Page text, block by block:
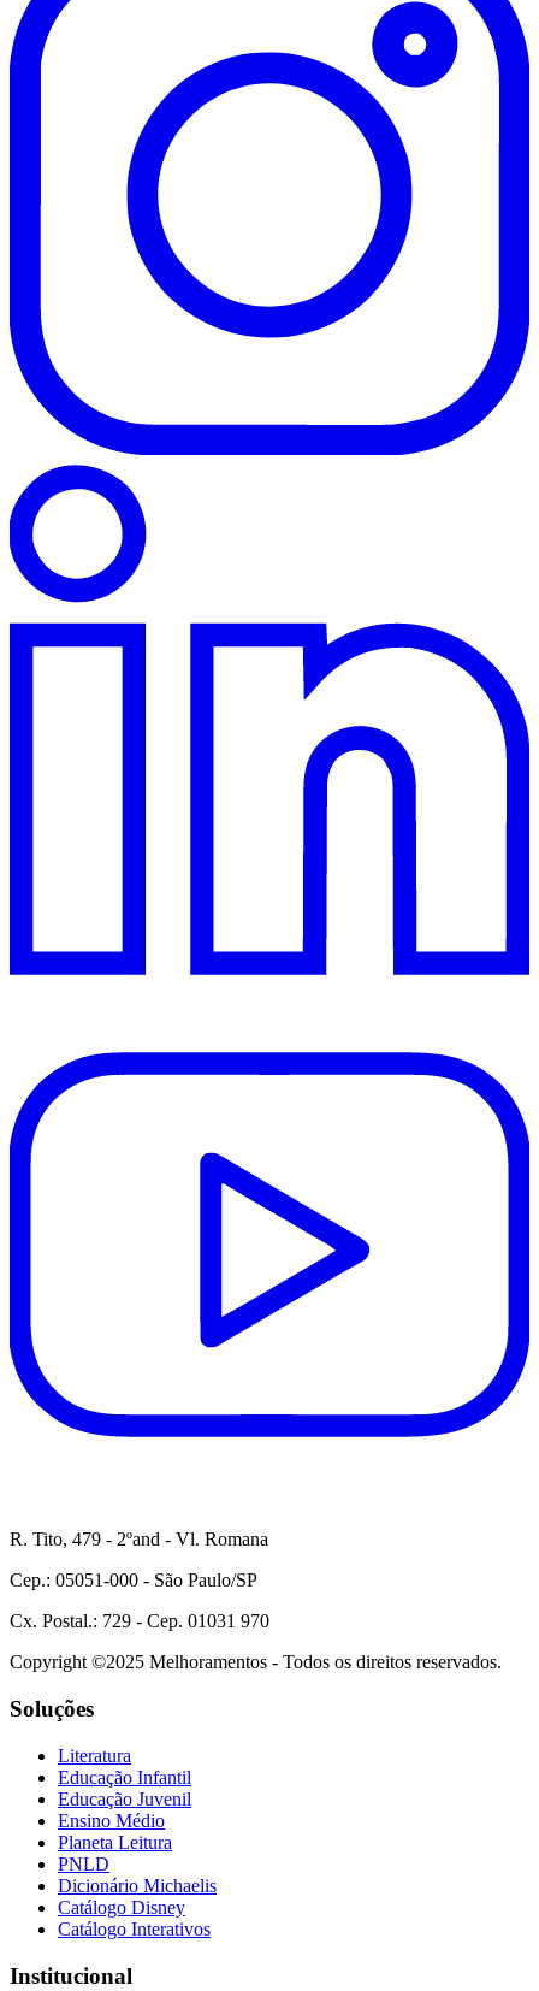
R. Tito, 479 - 2ºand - Vl. Romana
Cep.: 05051-000 - São Paulo/SP
Cx. Postal.: 729 - Cep. 01031 970
Copyright ©2025 Melhoramentos - Todos os direitos reservados.
Soluções
Literatura
Educação Infantil
Educação Juvenil
Ensino Médio
Planeta Leitura
PNLD
Dicionário Michaelis
Catálogo Disney
Catálogo Interativos
Institucional